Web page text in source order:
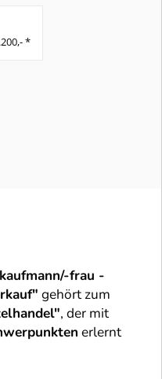
*
frau -
gehört zum
, der mit
erlernt